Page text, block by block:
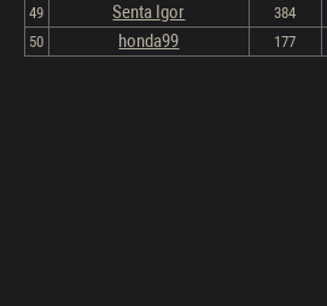
49
Senta Igor 384
50
honda99 177